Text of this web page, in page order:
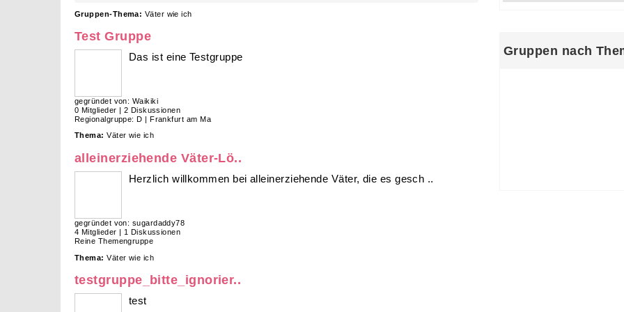
Gruppen-Thema: Väter wie ich
Test Gruppe
Das ist eine Testgruppe
gegründet von: Waikiki
0 Mitglieder | 2 Diskussionen
Regionalgruppe: D | Frankfurt am Ma
Thema: Väter wie ich
alleinerziehende Väter-Lö..
Herzlich willkommen bei alleinerziehende Väter, die es gesch ..
gegründet von: sugardaddy78
4 Mitglieder | 1 Diskussionen
Reine Themengruppe
Thema: Väter wie ich
testgruppe_bitte_ignorier..
test
Gruppen nach